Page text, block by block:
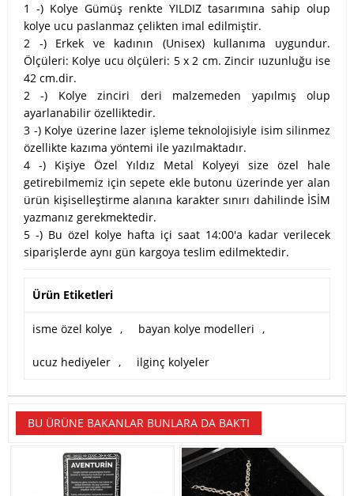
1 -) Kolye Gümüş renkte YILDIZ tasarımına sahip olup
kolye ucu paslanmaz çelikten imal edilmiştir.
2 -) Erkek ve kadının (Unisex) kullanıma uygundur.
Ölçüleri: Kolye ucu ölçüleri: 5 x 2 cm. Zincir ıuzunluğu ise
42 cm.dir.
2 -) Kolye zinciri deri malzemeden yapılmış olup
ayarlanabilir özelliktedir.
3 -) Kolye üzerine lazer işleme teknolojisiyle isim silinmez
özellikte kazıma yöntemi ile yazılmaktadır.
4 -) Kişiye Özel Yıldız Metal Kolyeyi size özel hale
getirebilmemiz için sepete ekle butonu üzerinde yer alan
ürün kişiselleştirme alanına karakter sınırı dahilinde İSİM
yazmanız gerekmektedir.
5 -) Bu özel kolye hafta içi saat 14:00'a kadar verilecek
siparişlerde aynı gün kargoya teslim edilmektedir.
Ürün Etiketleri
isme özel kolye , bayan kolye modelleri ,
ucuz hediyeler , ilginç kolyeler
BU ÜRÜNE BAKANLAR BUNLARA DA BAKTI